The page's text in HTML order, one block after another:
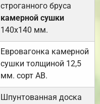
строганного бруса
камерной сушки
140х140 мм.
Евровагонка камерной
сушки толщиной 12,5
мм. сорт АВ.
Шпунтованная доска